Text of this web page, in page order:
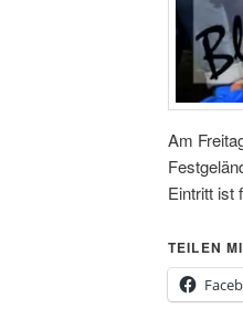
Am
Eintritt ist
TEILEN